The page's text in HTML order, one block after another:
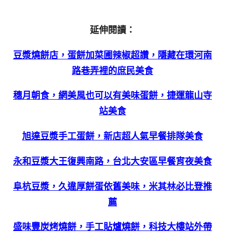
延伸閱讀：
豆漿燒餅店，蛋餅加菜圃辣椒超讚，隱藏在環河南
路巷弄裡的庶民美食
穗月朝食，網美風也可以有美味蛋餅，捷運龍山寺
站美食
旭達豆漿手工蛋餅，新店超人氣早餐排隊美食
永和豆漿大王復興南路，台北大安區早餐宵夜美食
阜杭豆漿，久違厚餅蛋依舊美味，米其林必比登推
薦
盛味豐炭烤燒餅，手工貼爐燒餅，科技大樓站外帶